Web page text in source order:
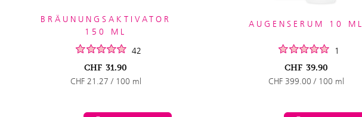
BRÄUNUNGSAKTIVATOR
150 ML
42
CHF 31.90
CHF 21.27 / 100 ml
AUGENSERUM 10 ML
1
CHF 39.90
CHF 399.00 / 100 ml